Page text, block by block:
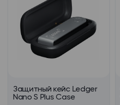
Защитный кейс Ledger
Nano S Plus Case